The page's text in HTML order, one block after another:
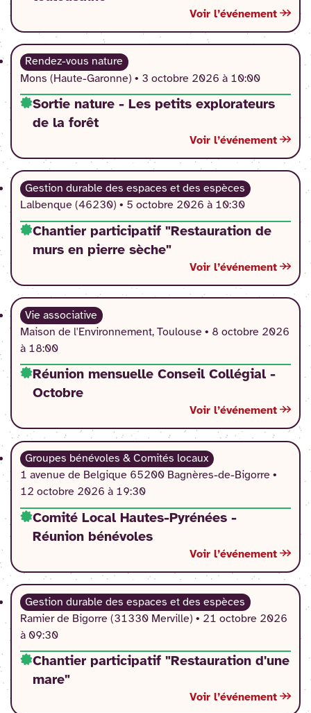
Voir l’événement
Rendez-vous nature
Mons (Haute-Garonne) • 3 octobre 2026 à 10:00
Sortie nature - Les petits explorateurs
de la forêt
Voir l’événement
Gestion durable des espaces et des espèces
Lalbenque (46230) • 5 octobre 2026 à 10:30
Chantier participatif "Restauration de
murs en pierre sèche"
Voir l’événement
Vie associative
Maison de l'Environnement, Toulouse • 8 octobre 2026
à 18:00
Réunion mensuelle Conseil Collégial -
Octobre
Voir l’événement
Groupes bénévoles & Comités locaux
1 avenue de Belgique 65200 Bagnères-de-Bigorre •
12 octobre 2026 à 19:30
Comité Local Hautes-Pyrénées -
Réunion bénévoles
Voir l’événement
Gestion durable des espaces et des espèces
Ramier de Bigorre (31330 Merville) • 21 octobre 2026
à 09:30
Chantier participatif "Restauration d'une
mare"
Voir l’événement